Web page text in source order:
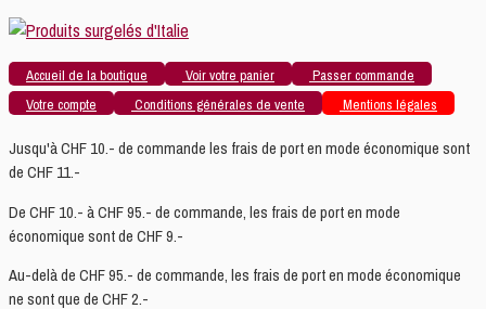
Accueil de la boutique Voir votre panier
Passer commande
Votre compte
Conditions générales de vente Mentions légales
Jusqu'à CHF 10.- de commande les frais de port en mode économique sont
de CHF 11.-
De CHF 10.- à CHF 95.- de commande, les frais de port en mode
économique sont de CHF 9.-
Au-delà de CHF 95.- de commande, les frais de port en mode économique
ne sont que de CHF 2.-